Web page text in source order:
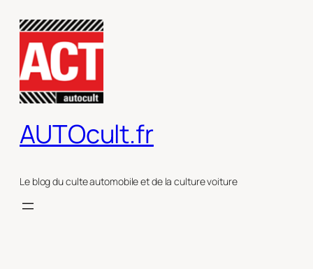
contenu
AUTOcult.fr
Le blog du culte automobile et de la culture voiture